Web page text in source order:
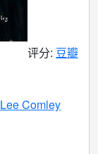
评分: 豆瓣
Lee Comley